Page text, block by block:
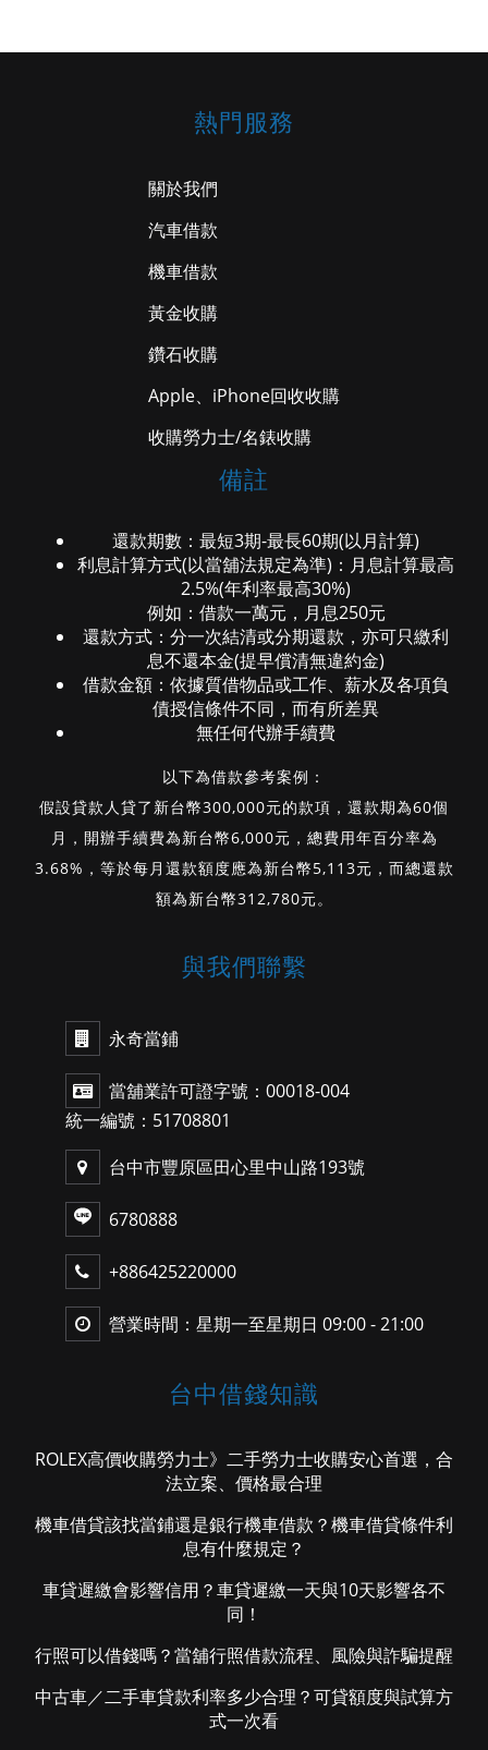
熱門服務
關於我們
汽車借款
機車借款
黃金收購
鑽石收購
Apple、iPhone回收收購
收購勞力士/名錶收購
備註
還款期數：最短3期-最長60期(以月計算)
利息計算方式(以當舖法規定為準)：月息計算最高
2.5%(年利率最高30%)
例如：借款一萬元，月息250元
還款方式：分一次結清或分期還款，亦可只繳利
息不還本金(提早償清無違約金)
借款金額：依據質借物品或工作、薪水及各項負
債授信條件不同，而有所差異
無任何代辦手續費
以下為借款參考案例：
假設貸款人貸了新台幣300,000元的款項，還款期為60個
月，開辦手續費為新台幣6,000元，總費用年百分率為
3.68%，等於每月還款額度應為新台幣5,113元，而總還款
額為新台幣312,780元。
與我們聯繫
永奇當鋪
當舖業許可證字號：00018-004
統一編號：51708801
台中市豐原區田心里中山路193號
6780888
+886425220000
營業時間：星期一至星期日 09:00 - 21:00
台中借錢知識
ROLEX高價收購勞力士》二手勞力士收購安心首選，合
法立案、價格最合理
機車借貸該找當鋪還是銀行機車借款？機車借貸條件利
息有什麼規定？
車貸遲繳會影響信用？車貸遲繳一天與10天影響各不
同！
行照可以借錢嗎？當舖行照借款流程、風險與詐騙提醒
中古車／二手車貸款利率多少合理？可貸額度與試算方
式一次看